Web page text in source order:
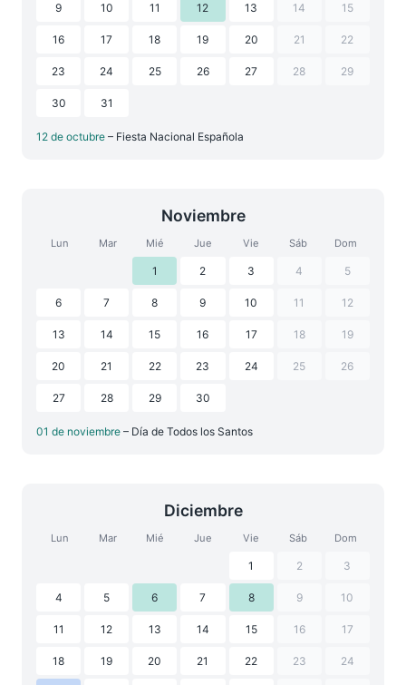
9 10 11 12 13 14 15
16 17 18 19 20 21 22
23 24 25 26 27 28 29
30 31
12 de octubre – Fiesta Nacional Española
Noviembre
Lun Mar Mié Jue Vie Sáb Dom
1 2 3 4 5
6 7 8 9 10 11 12
13 14 15 16 17 18 19
20 21 22 23 24 25 26
27 28 29 30
01 de noviembre – Día de Todos los Santos
Diciembre
Lun Mar Mié Jue Vie Sáb Dom
1 2 3
4 5 6 7 8 9 10
11 12 13 14 15 16 17
18 19 20 21 22 23 24